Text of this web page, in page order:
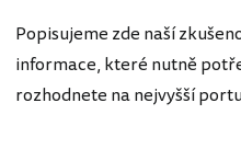
Popisujeme zde naší
informace, které nutně
rozhodnete na nejvyšší